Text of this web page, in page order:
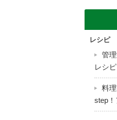
レシピ
管
レシピ
料
step